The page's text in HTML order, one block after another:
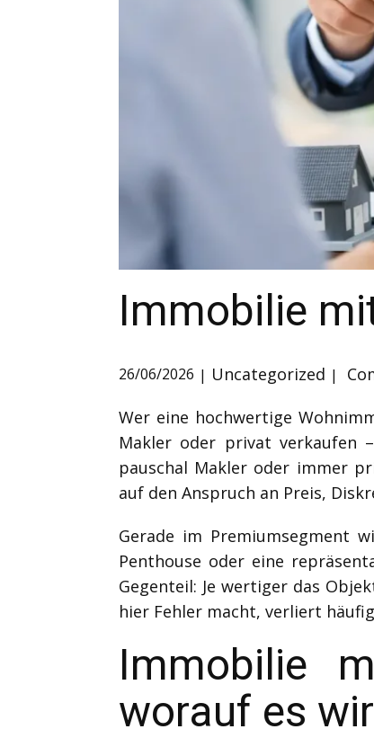
Immobilie
26/06/2026 Uncategorized
Wer eine hochwertige
Makler oder privat verkaufen
pauschal Makler oder immer
auf den Anspruch an Preis,
Gerade im Premiumsegment
Penthouse oder eine
Gegenteil: Je wertiger das
hier Fehler macht, verliert
Immobilie
worauf es